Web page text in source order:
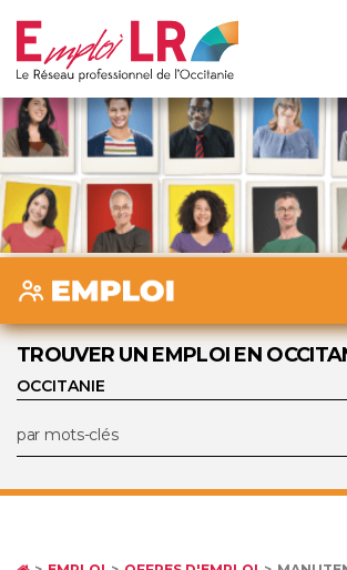
TROUVER UN EMPLOI EN